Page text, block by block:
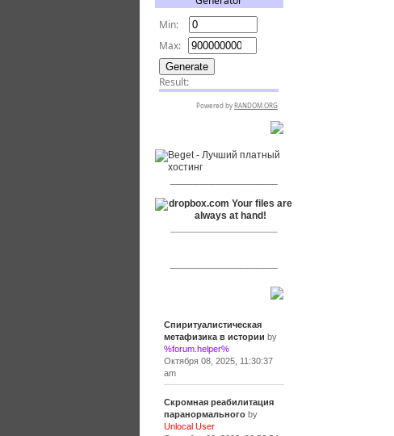
Спиритуалистическая
метафизика в истории by
%forum.helper%
Октября 08, 2025, 11:30:37
am
Скромная реабилитация
паранормальногоby
Unlocal User